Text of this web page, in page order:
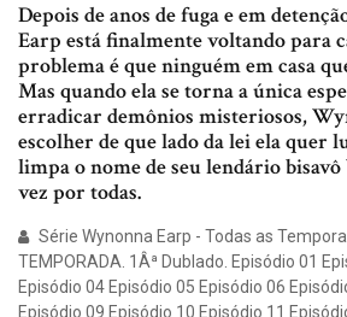
Depois de anos de fuga e em
Earp está finalmente voltando para
problema é que ninguém em casa
Mas quando ela se torna a única
erradicar demônios misteriosos,
escolher de que lado da lei ela quer
limpa o nome de seu lendário
vez por todas.
Série Wynonna Earp - Todas as
TEMPORADA. 1Âª Dublado. Episódio 01
Episódio 04 Episódio 05 Episódio 06
Episódio 09 Episódio 10 Episódio 11